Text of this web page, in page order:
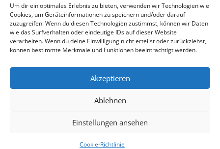
Um dir ein optimales Erlebnis zu bieten, verwenden wir Technologien wie
Cookies, um Geräteinformationen zu speichern und/oder darauf
zuzugreifen. Wenn du diesen Technologien zustimmst, können wir Daten
wie das Surfverhalten oder eindeutige IDs auf dieser Website
verarbeiten. Wenn du deine Einwilligung nicht erteilst oder zurückziehst,
können bestimmte Merkmale und Funktionen beeinträchtigt werden.
Akzeptieren
Ablehnen
Einstellungen ansehen
Cookie-Richtlinie
Was ist 31 Tage mit key!4c? “31 Tage mit key!4c” ist
ein Online-Pro­jek­t/-Event das im Dezem­ber 2021
durchge­führt wurde.An jedem der 31 Tage gibt es
ein The­men-Video von den Köpfen von key!4c — Dr.
Uta Nach­baur und Frank Schöfisch.Aufgrund der
pos­i­tiv­en...
Neueste Beiträge